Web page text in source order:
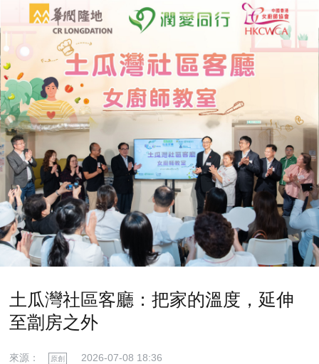
土瓜灣社區客廳：把家的溫度，延伸
至劏房之外
來源： 原創
2026-07-08 18:36